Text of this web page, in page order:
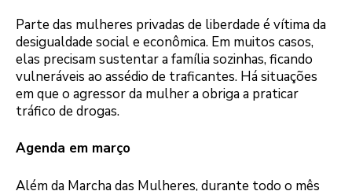
Parte das mulheres privadas de liberdade é vítima da
desigualdade social e econômica. Em muitos casos,
elas precisam sustentar a família sozinhas, ficando
vulneráveis ao assédio de traficantes. Há situações
em que o agressor da mulher a obriga a praticar
tráfico de drogas.
Agenda em março
Além da Marcha das Mulheres, durante todo o mês